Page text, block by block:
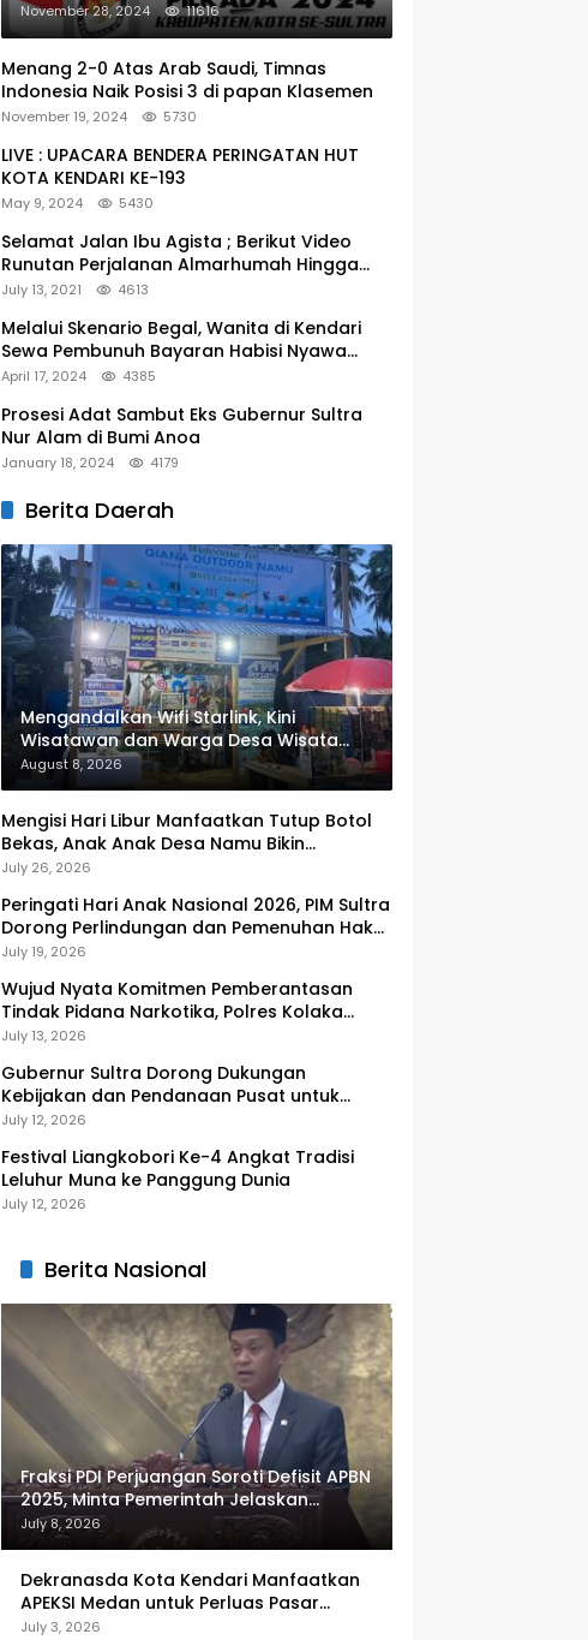
November 28, 2024 11616
Menang 2-0 Atas Arab Saudi, Timnas
Indonesia Naik Posisi 3 di papan Klasemen
November 19, 2024 5730
LIVE : UPACARA BENDERA PERINGATAN HUT
KOTA KENDARI KE-193
May 9, 2024 5430
Selamat Jalan Ibu Agista ; Berikut Video
Runutan Perjalanan Almarhumah Hingga
Menuju Peristirahatan Terakhir
July 13, 2021 4613
Melalui Skenario Begal, Wanita di Kendari
Sewa Pembunuh Bayaran Habisi Nyawa
Mertuanya
April 17, 2024 4385
Prosesi Adat Sambut Eks Gubernur Sultra
Nur Alam di Bumi Anoa
January 18, 2024 4179
Berita Daerah
Mengandalkan Wifi Starlink, Kini
Wisatawan dan Warga Desa Wisata
Namu Sudah Bisa Mengakses Transaksi
Digital
August 8, 2026
Mengisi Hari Libur Manfaatkan Tutup Botol
Bekas, Anak Anak Desa Namu Bikin
Gantungan Kunci Bernilai Ekonomi
July 26, 2026
Peringati Hari Anak Nasional 2026, PIM Sultra
Dorong Perlindungan dan Pemenuhan Hak
Anak Pesisir
July 19, 2026
Wujud Nyata Komitmen Pemberantasan
Tindak Pidana Narkotika, Polres Kolaka
Gagalkan Peredaran 3 Kg Sabu-Sabu
July 13, 2026
Gubernur Sultra Dorong Dukungan
Kebijakan dan Pendanaan Pusat untuk
Pengembangan Kawasan Liangkobhori
July 12, 2026
Festival Liangkobori Ke-4 Angkat Tradisi
Leluhur Muna ke Panggung Dunia
July 12, 2026
Berita Nasional
Fraksi PDI Perjuangan Soroti Defisit APBN
2025, Minta Pemerintah Jelaskan
Sejumlah Target yang Tak Tercapai
July 8, 2026
Dekranasda Kota Kendari Manfaatkan
APEKSI Medan untuk Perluas Pasar
UMKM, Tenun Lokal Jadi Primadona
July 3, 2026